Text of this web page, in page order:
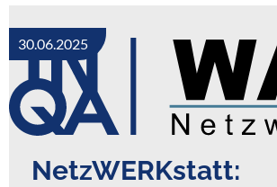
30.06.2025
NetzWERKstatt: